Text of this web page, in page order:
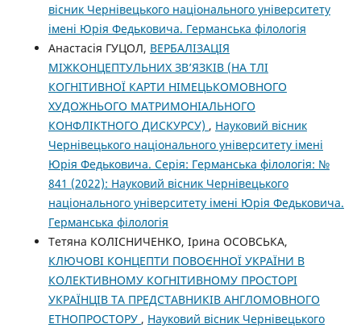
вісник Чернівецького національного університету
імені Юрія Федьковича. Германська філологія
Анастасія ГУЦОЛ, ВЕРБАЛІЗАЦІЯ
МІЖКОНЦЕПТУЛЬНИХ ЗВ’ЯЗКІВ (НА ТЛІ
КОГНІТИВНОЇ КАРТИ НІМЕЦЬКОМОВНОГО
ХУДОЖНЬОГО МАТРИМОНІАЛЬНОГО
КОНФЛІКТНОГО ДИСКУРСУ) , Науковий вісник
Чернівецького національного університету імені
Юрія Федьковича. Серія: Германська філологія: №
841 (2022): Науковий вісник Чернівецького
національного університету імені Юрія Федьковича.
Германська філологія
Тетяна КОЛІСНИЧЕНКО, Ірина ОСОВСЬКА,
КЛЮЧОВІ КОНЦЕПТИ ПОВОЄННОЇ УКРАЇНИ В
КОЛЕКТИВНОМУ КОГНІТИВНОМУ ПРОСТОРІ
УКРАЇНЦІВ ТА ПРЕДСТАВНИКІВ АНГЛОМОВНОГО
ЕТНОПРОСТОРУ , Науковий вісник Чернівецького